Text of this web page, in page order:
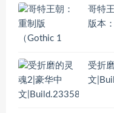
哥特
版本
受折
文